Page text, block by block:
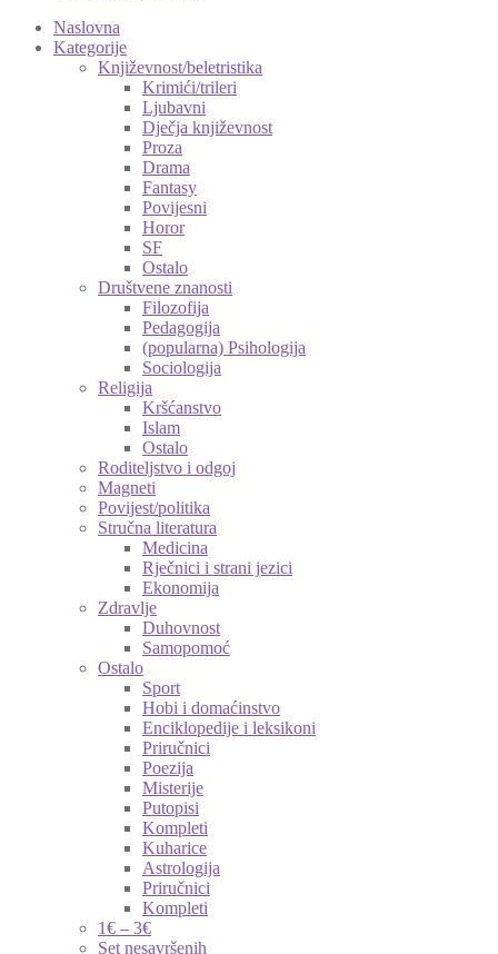
Naslovna
Kategorije
Književnost/beletristika
Krimići/trileri
Ljubavni
Dječja književnost
Proza
Drama
Fantasy
Povijesni
Horor
SF
Ostalo
Društvene znanosti
Filozofija
Pedagogija
(popularna) Psihologija
Sociologija
Religija
Kršćanstvo
Islam
Ostalo
Roditeljstvo i odgoj
Magneti
Povijest/politika
Stručna literatura
Medicina
Rječnici i strani jezici
Ekonomija
Zdravlje
Duhovnost
Samopomoć
Ostalo
Sport
Hobi i domaćinstvo
Enciklopedije i leksikoni
Priručnici
Poezija
Misterije
Putopisi
Kompleti
Kuharice
Astrologija
Priručnici
Kompleti
1€ – 3€
Set nesavršenih